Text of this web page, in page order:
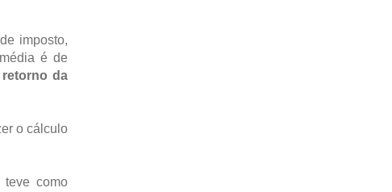
imposto,
é de
da
o cálculo
como